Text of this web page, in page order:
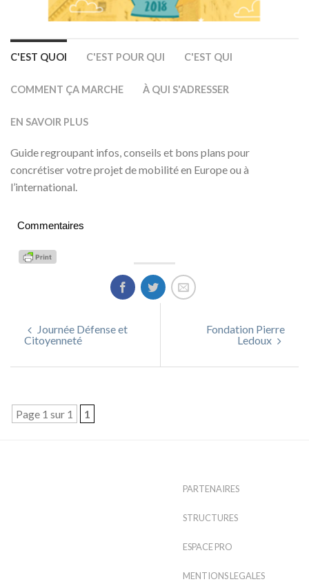
C'EST QUOI C'EST POUR QUI C'EST QUI
COMMENT ÇA MARCHE À QUI S'ADRESSER
EN SAVOIR PLUS
Guide regroupant infos, conseils et bons plans pour
concrétiser votre projet de mobilité en Europe ou à
l’international.
Commentaires
Journée Défense et
Citoyenneté
Fondation Pierre
Ledoux
Page 1 sur 1 1
PARTENAIRES
STRUCTURES
ESPACE PRO
MENTIONS LEGALES